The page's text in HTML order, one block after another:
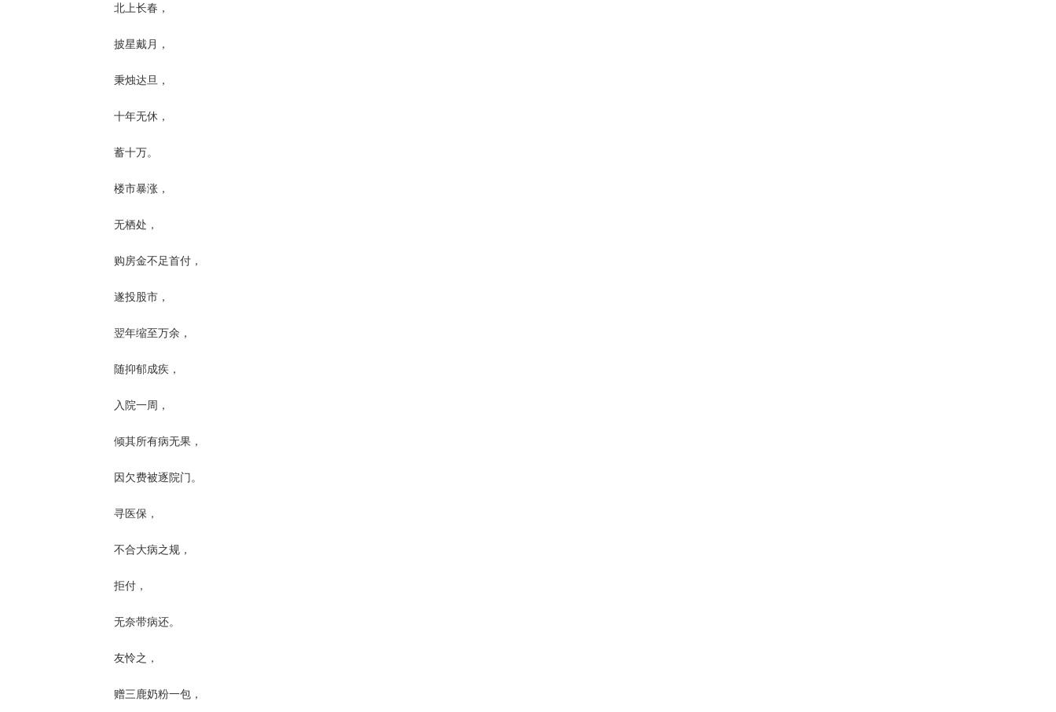
北上长春，
披星戴月，
秉烛达旦，
十年无休，
蓄十万。
楼市暴涨，
无栖处，
购房金不足首付，
遂投股市，
翌年缩至万余，
随抑郁成疾，
入院一周，
倾其所有病无果，
因欠费被逐院门。
寻医保，
不合大病之规，
拒付，
无奈带病还。
友怜之，
赠三鹿奶粉一包，